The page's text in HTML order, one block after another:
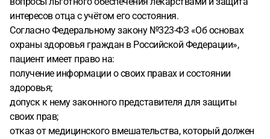
защититься от обмана врачей, ведь мы им доверяем
интересов отца с учётом его состояния.
Согласно Федеральному закону №323-ФЗ «Об основах
охраны здоровья граждан в Российской Федерации»,
пациент имеет право на:
получение информации о своих правах и состоянии
здоровья;
допуск к нему законного представителя для защиты
своих прав;
отказ от медицинского вмешательства, который должен